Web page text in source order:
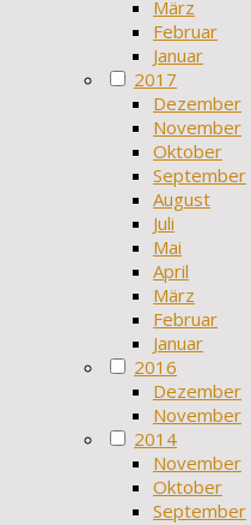
März
Februar
Januar
2017
Dezember
November
Oktober
September
August
Juli
Mai
April
März
Februar
Januar
2016
Dezember
November
2014
November
Oktober
September